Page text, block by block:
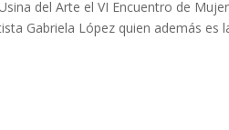
del Arte el VI Encuentro de
Gabriela López quien además es